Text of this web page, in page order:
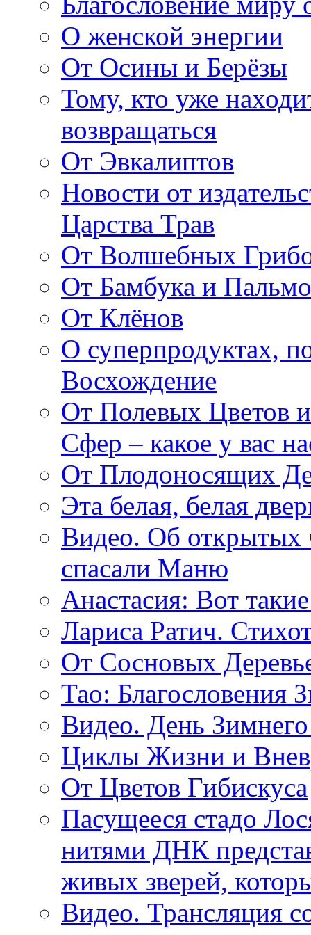
О женской энергии
От Осины и Берёзы
Тому, кто уже
возвращаться
От Эвкалиптов
Новости от
Царства Трав
От Волшебных
От Бамбука и
От Клёнов
О суперпродуктах,
Восхождение
От Полевых Цветов
Сфер – какое у вас
От Плодоносящих
Эта белая, белая
Видео. Об открытых
спасали Маню
Анастасия: Вот
Лариса Ратич.
От Сосновых
Тао: Благословения
Видео. День
Циклы Жизни и
От Цветов Гибискуса
Пасущееся стадо
нитями ДНК
живых зверей,
Видео. Трансляция